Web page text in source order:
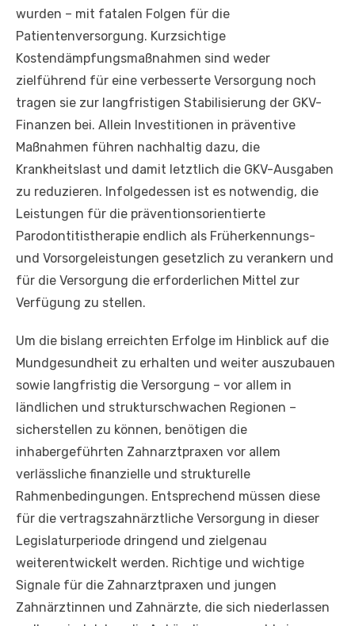
wurden – mit fatalen Folgen für die
Patientenversorgung. Kurzsichtige
Kostendämpfungsmaßnahmen sind weder
zielführend für eine verbesserte Versorgung noch
tragen sie zur langfristigen Stabilisierung der GKV-
Finanzen bei. Allein Investitionen in präventive
Maßnahmen führen nachhaltig dazu, die
Krankheitslast und damit letztlich die GKV-Ausgaben
zu reduzieren. Infolgedessen ist es notwendig, die
Leistungen für die präventionsorientierte
Parodontitistherapie endlich als Früherkennungs-
und Vorsorgeleistungen gesetzlich zu verankern und
für die Versorgung die erforderlichen Mittel zur
Verfügung zu stellen.
Um die bislang erreichten Erfolge im Hinblick auf die
Mundgesundheit zu erhalten und weiter auszubauen
sowie langfristig die Versorgung – vor allem in
ländlichen und strukturschwachen Regionen –
sicherstellen zu können, benötigen die
inhabergeführten Zahnarztpraxen vor allem
verlässliche finanzielle und strukturelle
Rahmenbedingungen. Entsprechend müssen diese
für die vertragszahnärztliche Versorgung in dieser
Legislaturperiode dringend und zielgenau
weiterentwickelt werden. Richtige und wichtige
Signale für die Zahnarztpraxen und jungen
Zahnärztinnen und Zahnärzte, die sich niederlassen